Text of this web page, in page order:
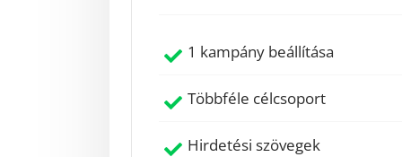
1 kampány beállítása
Többféle célcsoport
Hirdetési szövegek